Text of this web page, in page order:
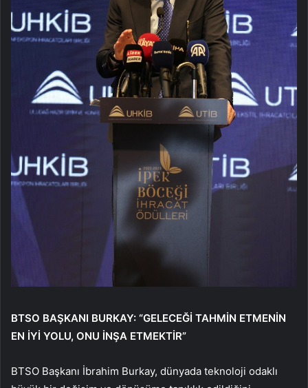
BTSO BAŞKANI BURKAY: “GELECEĞİ TAHMİN ETMENİN
EN İYİ YOLU, ONU İNŞA ETMEKTİR”
BTSO Başkanı İbrahim Burkay, dünyada teknoloji odaklı